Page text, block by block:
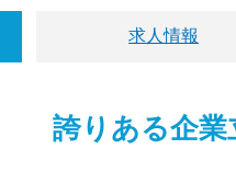
求人情報
誇りある企業